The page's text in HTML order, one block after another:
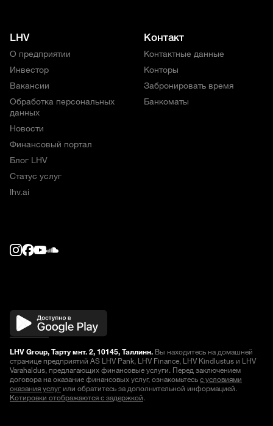
LHV
О предприятии
Инвестор
Вакансии
Обработка персональных
данных
Новости
Финансовый портал
Блог LHV
Статус услуг
lhv.ai
Контакт
Контактные данные
Конторы
Забронировать время
Банкоматы
LHV Group, Тарту мнт. 2, 10145, Таллинн. Вы находитесь на домашней
странице предприятий AS LHV Pank, LHV Finance, LHV Kindlustus и LHV
Varahaldus, предлагающих финансовые услуги. Перед заключением
договора на оказание финансовых услуг, ознакомьтесьс условиями
оказания услугили обратитесь за дополнительной информацией.
Котировки отображаются с задержкой.